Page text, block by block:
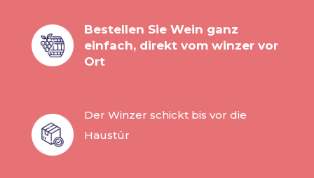
Bestellen Sie Wein ganz
einfach, direkt vom winzer vor
Ort
Der Winzer schickt bis vor die
Haustür